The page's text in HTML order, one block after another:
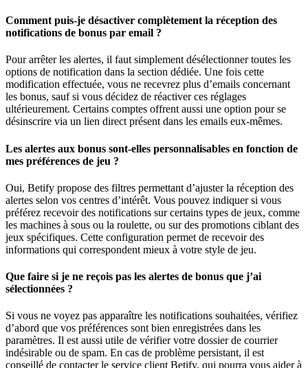
Comment puis-je désactiver complètement la réception des
notifications de bonus par email ?
Pour arrêter les alertes, il faut simplement désélectionner toutes les
options de notification dans la section dédiée. Une fois cette
modification effectuée, vous ne recevrez plus d’emails concernant
les bonus, sauf si vous décidez de réactiver ces réglages
ultérieurement. Certains comptes offrent aussi une option pour se
désinscrire via un lien direct présent dans les emails eux-mêmes.
Les alertes aux bonus sont-elles personnalisables en fonction de
mes préférences de jeu ?
Oui, Betify propose des filtres permettant d’ajuster la réception des
alertes selon vos centres d’intérêt. Vous pouvez indiquer si vous
préférez recevoir des notifications sur certains types de jeux, comme
les machines à sous ou la roulette, ou sur des promotions ciblant des
jeux spécifiques. Cette configuration permet de recevoir des
informations qui correspondent mieux à votre style de jeu.
Que faire si je ne reçois pas les alertes de bonus que j’ai
sélectionnées ?
Si vous ne voyez pas apparaître les notifications souhaitées, vérifiez
d’abord que vos préférences sont bien enregistrées dans les
paramètres. Il est aussi utile de vérifier votre dossier de courrier
indésirable ou de spam. En cas de problème persistant, il est
conseillé de contacter le service client Betify, qui pourra vous aider à